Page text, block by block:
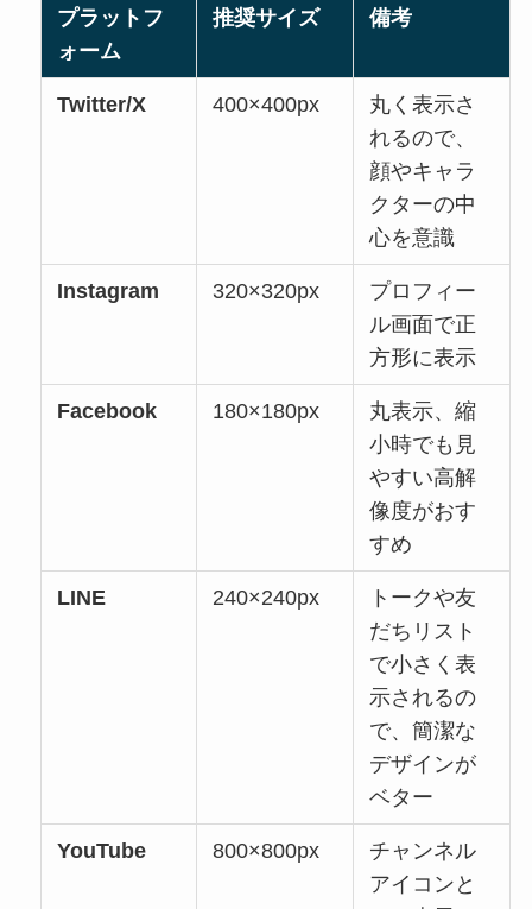
プラットフ
ォーム
推奨サイズ 備考
Twitter/X 400×400px
丸く表示さ
れるので、
顔やキャラ
クターの中
心を意識
Instagram 320×320px
プロフィー
ル画面で正
方形に表示
Facebook 180×180px
丸表示、縮
小時でも見
やすい高解
像度がおす
すめ
LINE 240×240px
トークや友
だちリスト
で小さく表
示されるの
で、簡潔な
デザインが
ベター
YouTube 800×800px
チャンネル
アイコンと